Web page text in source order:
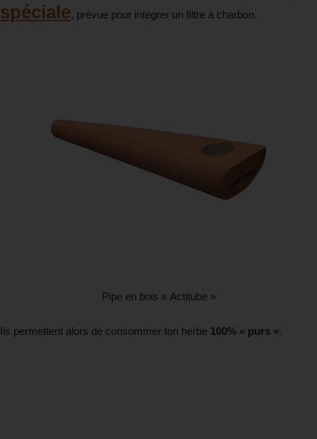
spéciale, prévue pour intégrer un filtre à charbon.
Pipe en bois « Actitube »
Ils permettent alors de consommer ton herbe 100% « purs ».